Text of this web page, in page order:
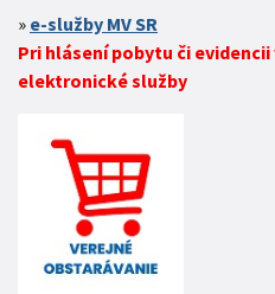
e-služby MV SR
Pri hlásení pobytu či
elektronické služby